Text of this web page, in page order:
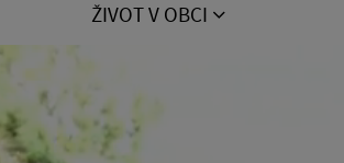
ŽIVOT V OBCI